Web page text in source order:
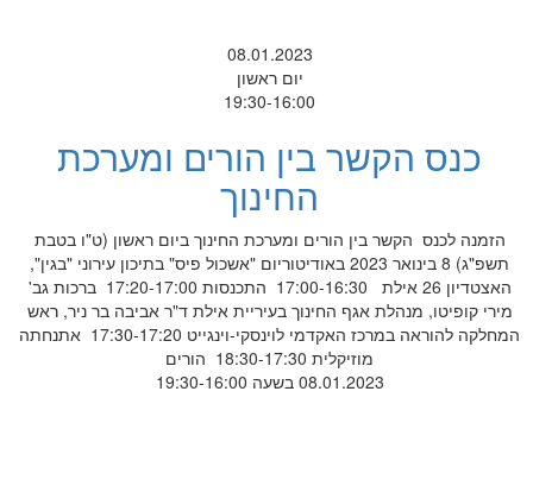
08.01.2023
יום ראשון
19:30-16:00
כנס הקשר בין הורים ומערכת
החינוך
הזמנה לכנס הקשר בין הורים ומערכת החינוך ביום ראשון (ט"ו בטבת
תשפ"ג) 8 בינואר 2023 באודיטוריום "אשכול פיס" בתיכון עירוני "בגין",
האצטדיון 26 אילת 17:00-16:30 התכנסות 17:20-17:00 ברכות גב'
מירי קופיטו, מנהלת אגף החינוך בעיריית אילת ד"ר אביבה בר ניר, ראש
המחלקה להוראה במרכז האקדמי לוינסקי-וינגייט 17:30-17:20 אתנחתה
מוזיקלית 18:30-17:30 הורים
08.01.2023 בשעה 19:30-16:00